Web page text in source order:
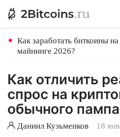
Как заработать биткоины
майнинге 2026?
Как отличить
спрос на
обычного
Даниил Кузьменков 18